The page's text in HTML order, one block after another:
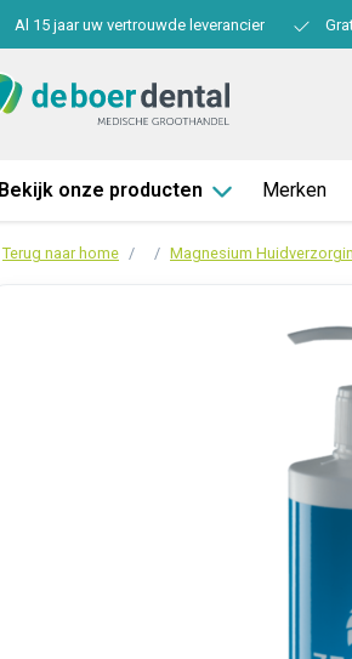
Al 15 jaar uw vertrouwde leverancier
Bekijk onze producten Merken
Terug naar home Magnesium